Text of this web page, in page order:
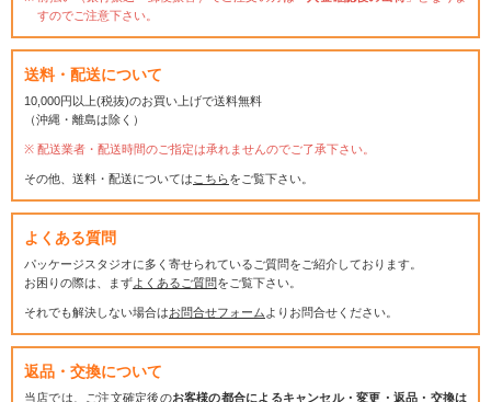
すのでご注意下さい。
送料・配送について
10,000円以上(税抜)のお買い上げで送料無料
（沖縄・離島は除く）
配送業者・配送時間のご指定は承れませんのでご了承下さい。
その他、送料・配送については こちらをご覧下さい。
よくある質問
パッケージスタジオに多く寄せられているご質問をご紹介しております。
お困りの際は、まずよくあるご質問をご覧下さい。
それでも解決しない場合はお問合せフォーム よりお問合せください。
返品・交換について
当店では、ご注文確定後のお客様の都合によるキャンセル・変更・返品・交換は